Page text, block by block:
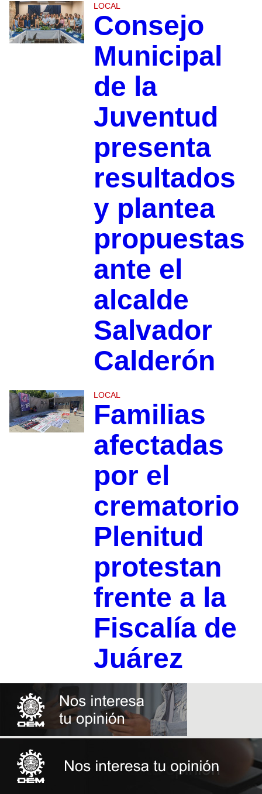
LOCAL
Consejo
Municipal
de la
Juventud
presenta
resultados
y plantea
propuestas
ante el
alcalde
Salvador
Calderón
LOCAL
Familias
afectadas
por el
crematorio
Plenitud
protestan
frente a la
Fiscalía de
Juárez